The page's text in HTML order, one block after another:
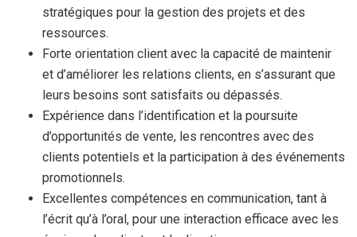
stratégiques pour la gestion des projets et des
ressources.
Forte orientation client avec la capacité de maintenir
et d’améliorer les relations clients, en s’assurant que
leurs besoins sont satisfaits ou dépassés.
Expérience dans l’identification et la poursuite
d’opportunités de vente, les rencontres avec des
clients potentiels et la participation à des événements
promotionnels.
Excellentes compétences en communication, tant à
l’écrit qu’à l’oral, pour une interaction efficace avec les